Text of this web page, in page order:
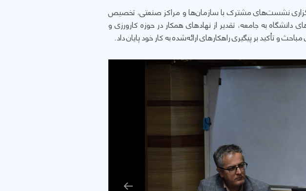
برگزاری نشست‌های مشترک با سازمان‌ها و مراکز صنعتی، تخصیص
دانشگاه به جامعه، تقدیر از نهادهای همکار در حوزه کارورزی و
و تأکید بر پیگیری راهکارهای ارائه‌شده به کار خود پایان داد.